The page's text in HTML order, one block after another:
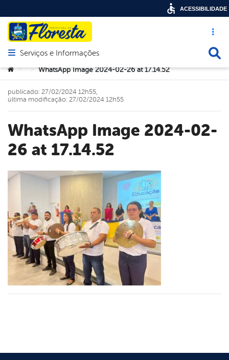
Acesso
Abrir menu principal de navegação
Serviços e Informações
Você está aqui:
> > WhatsApp Image 2024-02-26 at 17.14.52
WhatsApp Image 2024-02-
26 at 17.14.52
publicado: 27/02/2024 12h55,
última modificação: 27/02/2024 12h55
ACESSIBILIDADE